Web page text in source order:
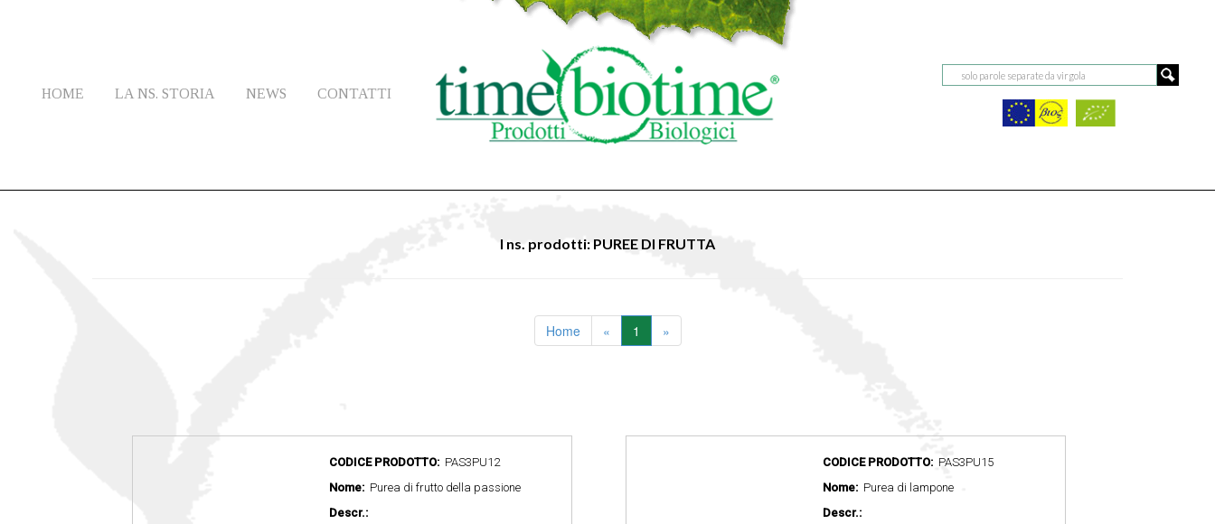
HOME LA NS. STORIA NEWS CONTATTI
I ns. prodotti: PUREE DI FRUTTA
Home « 1 »
CODICE PRODOTTO:PAS3PU12
Nome:Purea di frutto della passione
Descr.:
CODICE PRODOTTO:PAS3PU15
Nome:Purea di lampone
Descr.: